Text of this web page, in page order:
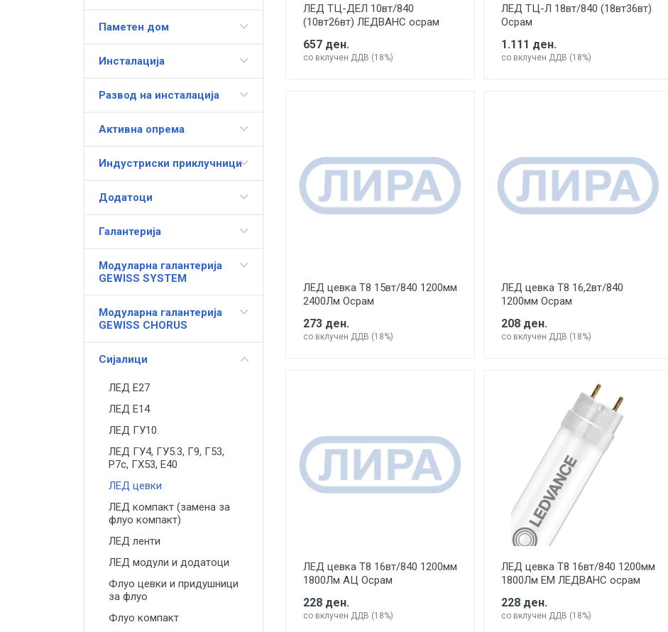
Алат и шрафовска роба
Централна правосмукалка
Паметен дом
Инсталација
Развод на инсталација
Активна опрема
Индустриски приклучници
Додатоци
Галантерија
Модуларна галантерија
GEWISS SYSTEM
Модуларна галантерија
GEWISS CHORUS
Сијалици
ЛЕД Е27
ЛЕД Е14
ЛЕД ГУ10
ЛЕД ГУ4, ГУ5.3, Г9, Г53,
Р7с, ГХ53, Е40
ЛЕД цевки
ЛЕД компакт (замена за
флуо компакт)
ЛЕД ленти
ЛЕД модули и додатоци
Флуо цевки и придушници
за флуо
Флуо компакт
ЛЕД ТЦ-ДЕЛ 10вт/840
(10вт26вт) ЛЕДВАНС осрам
657 ден.
со вклучен ДДВ (18%)
ЛЕД ТЦ-Л 18вт/840 (18вт36вт)
Осрам
1.111 ден.
со вклучен ДДВ (18%)
ЛЕД цевка Т8 15вт/840 1200мм
2400Лм Осрам
273 ден.
со вклучен ДДВ (18%)
ЛЕД цевка Т8 16,2вт/840
1200мм Осрам
208 ден.
со вклучен ДДВ (18%)
ЛЕД цевка Т8 16вт/840 1200мм
1800Лм АЦ Осрам
228 ден.
со вклучен ДДВ (18%)
ЛЕД цевка Т8 16вт/840 1200мм
1800Лм ЕМ ЛЕДВАНС осрам
228 ден.
со вклучен ДДВ (18%)